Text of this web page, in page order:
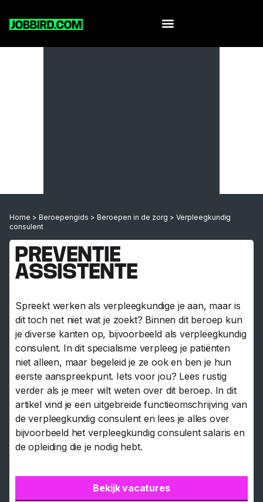
Home > Beroepengids > Beroepen in de zorg > Verpleegkundig
consulent
PREVENTIE
ASSISTENTE
Spreekt werken als verpleegkundige je aan, maar is
dit toch net niet wat je zoekt? Binnen dit beroep kun
je diverse kanten op, bijvoorbeeld als verpleegkundig
consulent. In dit specialisme verpleeg je patiënten
niet alleen, maar begeleid je ze ook en ben je hun
eerste aanspreekpunt. Iets voor jou? Lees rustig
verder als je meer wilt weten over dit beroep. In dit
artikel vind je een uitgebreide functieomschrijving van
de verpleegkundig consulent en lees je alles over
bijvoorbeeld het verpleegkundig consulent salaris en
de opleiding die je nodig hebt.
Bekijk vacatures